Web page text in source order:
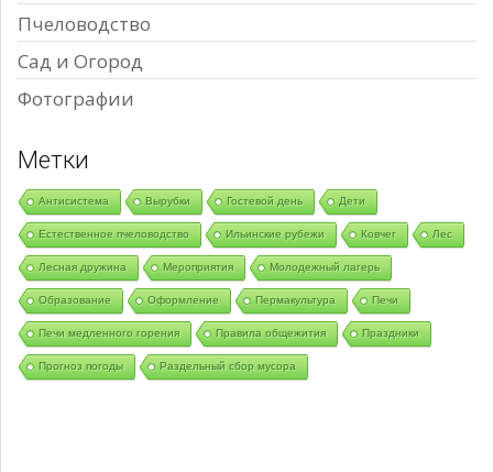
Пчеловодство
Сад и Огород
Фотографии
Метки
Антисистема Вырубки Гостевой день Дети
Естественное пчеловодство Ильинские рубежи Ковчег Лес
Лесная дружина Мероприятия Молодежный лагерь
Образование Оформление Пермакультура Печи
Печи медленного горения Правила общежития Праздники
Прогноз погоды Раздельный сбор мусора